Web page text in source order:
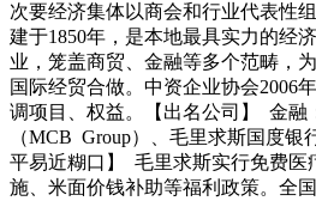
次要经济集体以商会和行业代表性
建于1850年，是本地最具实力的经
业，笼盖商贸、金融等多个范畴，
国际经贸合做。中资企业协会2006
调项目、权益。【出名公司】 金融
（MCB Group）、毛里求斯国度银
平易近糊口】 毛里求斯实行免费医
施、米面价钱补助等福利政策。全